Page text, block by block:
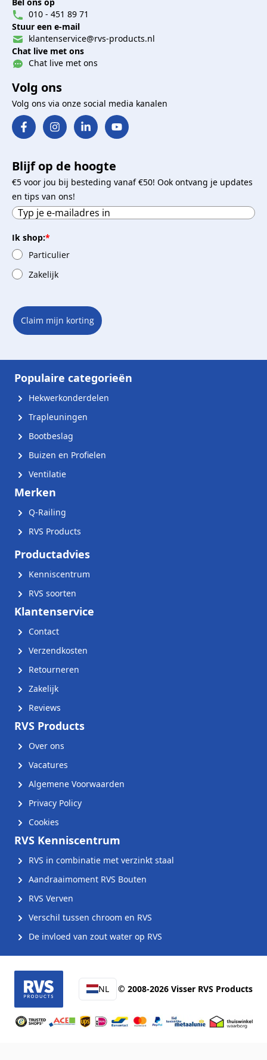
010 - 451 89 71
Stuur een e-mail
klantenservice@rvs-products.nl
Chat live met ons
Chat live met ons
Volg ons
Volg ons via onze social media kanalen
Blijf op de hoogte
€5 voor jou bij besteding vanaf €50! Ook ontvang je updates
en tips van ons!
Ik shop:*
Particulier
Zakelijk
Claim mijn korting
Populaire categorieën
Hekwerkonderdelen
Trapleuningen
Bootbeslag
Buizen en Profielen
Ventilatie
Merken
Q-Railing
RVS Products
Productadvies
Kenniscentrum
RVS soorten
Klantenservice
Contact
Verzendkosten
Retourneren
Zakelijk
Reviews
RVS Products
Over ons
Vacatures
Algemene Voorwaarden
Privacy Policy
Cookies
RVS Kenniscentrum
RVS in combinatie met verzinkt staal
Aandraaimoment RVS Bouten
RVS Verven
Verschil tussen chroom en RVS
De invloed van zout water op RVS
NL © 2008-2026 Visser RVS Products